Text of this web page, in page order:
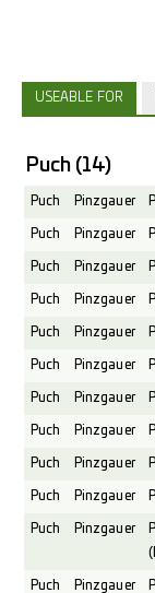
USEABLE FOR
Puch (14)
Puch Pinzgauer
Puch Pinzgauer
Puch Pinzgauer
Puch Pinzgauer
Puch Pinzgauer
Puch Pinzgauer
Puch Pinzgauer
Puch Pinzgauer
Puch Pinzgauer
Puch Pinzgauer
Puch Pinzgauer
Puch Pinzgauer